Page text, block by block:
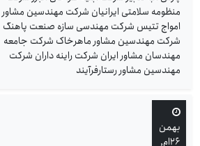
منظومه سلامتی ایرانیان شرکت مهندسین مشاور
امواج تتیس شرکت مهندسی سازه صنعت پاهنگ
شرکت مهندسین مشاور ماهرخاک شرکت جامعه
مهندسان مشاور ایران شرکت راینه داران شرکت
مهندسین مشاور رستارفرآیند
بهمن
۲۶ام,